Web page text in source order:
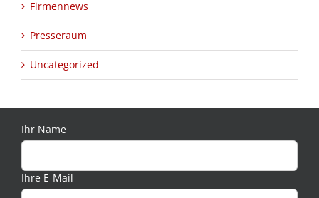
Firmennews
Presseraum
Uncategorized
Ihr Name
Ihre E-Mail